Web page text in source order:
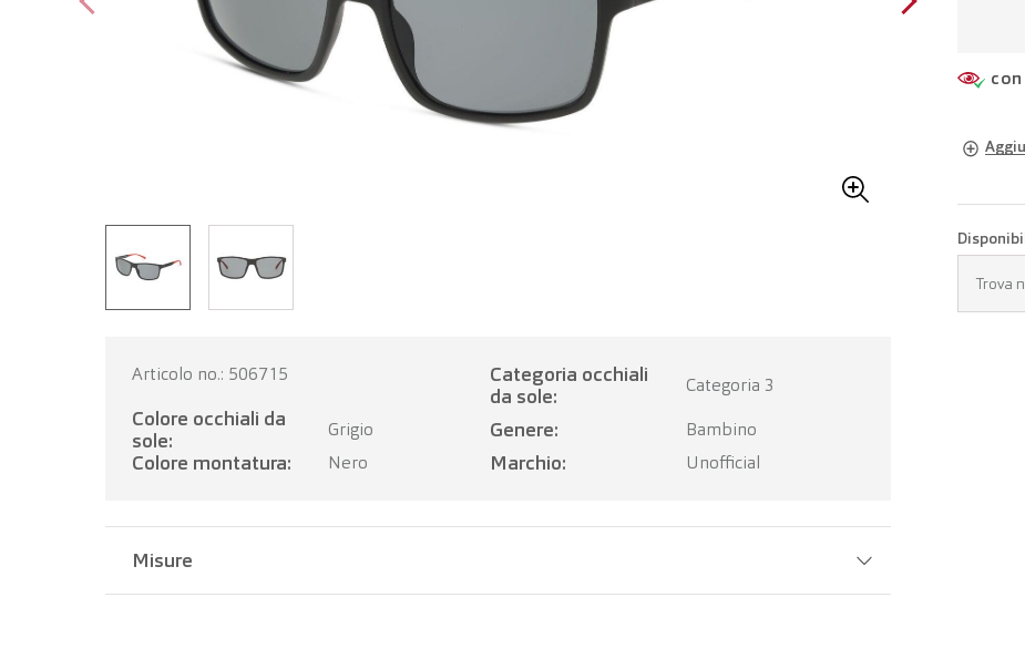
Fissa
Trova
Articolo no.: 506715
Categoria occhiali
da sole:
Categoria 3
Colore occhiali da
sole:
Grigio Genere: Bambino
Colore montatura: Nero Marchio: Unofficial
Misure